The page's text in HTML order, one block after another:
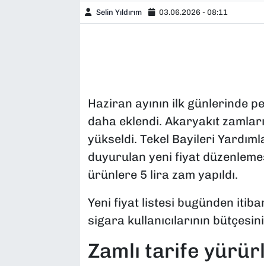
Selin Yıldırım 03.06.2026 - 08:11
Haziran ayının ilk günlerinde
daha eklendi. Akaryakıt
yükseldi. Tekel Bayileri
duyurulan yeni fiyat
ürünlere 5 lira zam yapıldı.
Yeni fiyat listesi bugünden
sigara kullanıcılarının
Zamlı tarife